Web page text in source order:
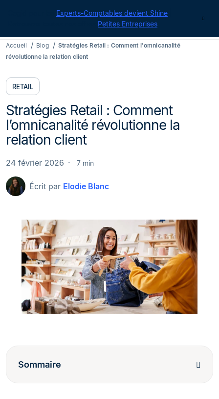
Experts-Comptables devient Shine
Petites Entreprises
Accueil Blog
Stratégies Retail : Comment l'omnicanalité
révolutionne la relation client
RETAIL
Stratégies Retail : Comment
l’omnicanalité révolutionne la
relation client
Écrit par Elodie Blanc
24 février 2026 7 min
Sommaire